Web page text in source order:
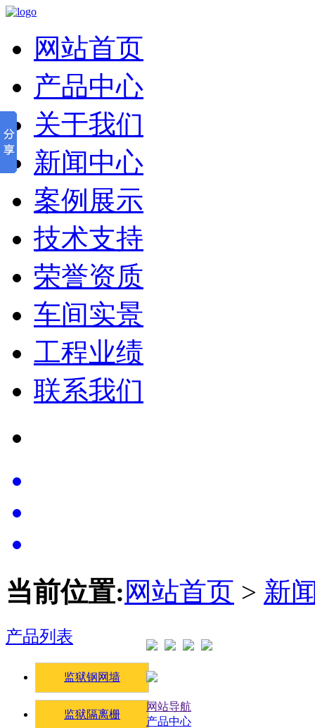
网站首页
产品中心
关于我们
新闻中心
案例展示
技术支持
荣誉资质
车间实景
工程业绩
联系我们
当前位置: 网站首页 > 新
产品列表
监狱钢网墙
监狱隔离栅
网站导航
产品中心